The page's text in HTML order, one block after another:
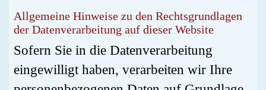
Allgemeine Hinweise zu den Rechtsgrundlagen
der Datenverarbeitung auf dieser Website
Sofern Sie in die Datenverarbeitung
eingewilligt haben, verarbeiten wir Ihre